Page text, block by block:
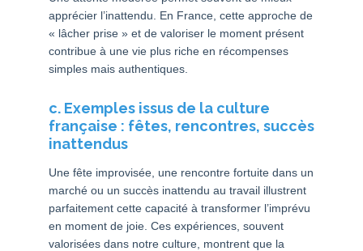
apprécier l’inattendu. En France, cette approche de
« lâcher prise » et de valoriser le moment présent
contribue à une vie plus riche en récompenses
simples mais authentiques.
c. Exemples issus de la culture
française : fêtes, rencontres, succès
inattendus
Une fête improvisée, une rencontre fortuite dans un
marché ou un succès inattendu au travail illustrent
parfaitement cette capacité à transformer l’imprévu
en moment de joie. Ces expériences, souvent
valorisées dans notre culture, montrent que la